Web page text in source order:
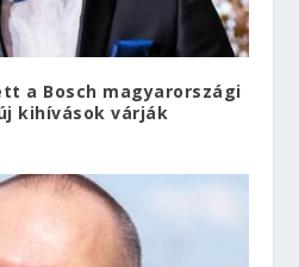
a Bosch magyarországi
kihívások várják